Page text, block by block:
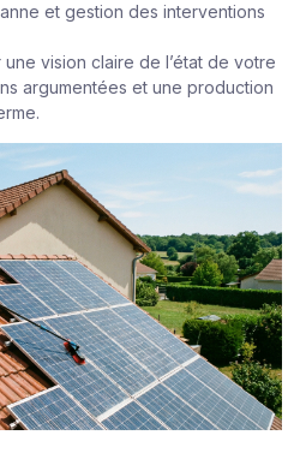
et gestion des interventions
vision claire de l’état de votre
argumentées et une production